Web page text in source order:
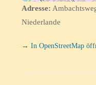
Adresse:
Niederlande
→ In OpenStreetMap